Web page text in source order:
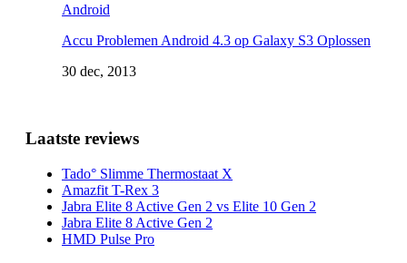
Android
Accu Problemen Android 4.3 op Galaxy S3 Oplossen
30 dec, 2013
Laatste reviews
Tado° Slimme Thermostaat X
Amazfit T-Rex 3
Jabra Elite 8 Active Gen 2 vs Elite 10 Gen 2
Jabra Elite 8 Active Gen 2
HMD Pulse Pro